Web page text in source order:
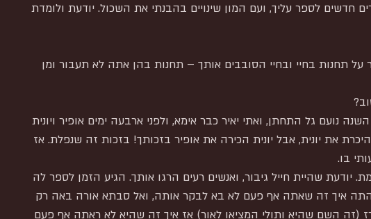
חדשים לספר עליך, ועם המון שינויים בהבנתי את השכול. יודעת ולומדת
תחנות בחיי ובחיי הסובבים אותך – תחנות בהן אתה לא תעבור ומן
נועם גל התחתן, ואתי יאיר כבר אימא, ולפני ארבעה ימים אופיר ויונית
את יונית, אבל יונית הכירה את אופיר בזכותך! בזכות זה שנפלת. אז
בו.
יודעת שהיית חייל גיבור, ואנשים רעים הרגו אותך. הגיע הזמן לספר לה
איך זה שאתה אף פעם לא בא לבקר אותה, ואל סבתא אורה באה רק
(זה השם שהיא ותולי המציאו לאור) אז איך זה שהיא לא ראתה אף פעם